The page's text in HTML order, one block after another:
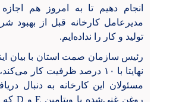
انجام دهیم تا به امروز هم
مدیرعامل کارخانه قبل از بهبود
تولید و کار را نداده‌ایم.
رئیس سازمان صمت استان با بیان
نهایتا با ۱۰ درصد ظرفیت کار
مسئولان این کارخانه به دنبال
روغن غنی‌شده با ویتامین E و D که